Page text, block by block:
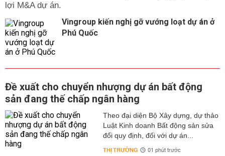
lợi M&A dự án.
Vingroup kiến nghị gỡ vướng loạt dự án ở
Phú Quốc
Đề xuất cho chuyển nhượng dự án bất động
sản đang thế chấp ngân hàng
Theo đại diện Bộ Xây dựng, dự thảo
Luật Kinh doanh Bất động sản sửa
đổi quy định, đối với dự án...
THỊ TRƯỜNG 01 phút trước